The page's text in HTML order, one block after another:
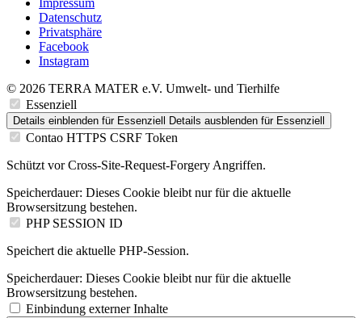
Impressum
Datenschutz
Privatsphäre
Facebook
Instagram
© 2026 TERRA MATER e.V. Umwelt- und Tierhilfe
Essenziell
Details einblenden für Essenziell Details ausblenden für Essenziell
Contao HTTPS CSRF Token
Schützt vor Cross-Site-Request-Forgery Angriffen.
Speicherdauer: Dieses Cookie bleibt nur für die aktuelle
Browsersitzung bestehen.
PHP SESSION ID
Speichert die aktuelle PHP-Session.
Speicherdauer: Dieses Cookie bleibt nur für die aktuelle
Browsersitzung bestehen.
Einbindung externer Inhalte